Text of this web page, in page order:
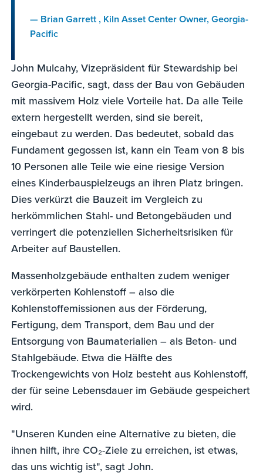
— Brian Garrett , Kiln Asset Center Owner, Georgia-
Pacific
John Mulcahy, Vizepräsident für Stewardship bei
Georgia-Pacific, sagt, dass der Bau von Gebäuden
mit massivem Holz viele Vorteile hat. Da alle Teile
extern hergestellt werden, sind sie bereit,
eingebaut zu werden. Das bedeutet, sobald das
Fundament gegossen ist, kann ein Team von 8 bis
10 Personen alle Teile wie eine riesige Version
eines Kinderbauspielzeugs an ihren Platz bringen.
Dies verkürzt die Bauzeit im Vergleich zu
herkömmlichen Stahl- und Betongebäuden und
verringert die potenziellen Sicherheitsrisiken für
Arbeiter auf Baustellen.
Massenholzgebäude enthalten zudem weniger
verkörperten Kohlenstoff – also die
Kohlenstoffemissionen aus der Förderung,
Fertigung, dem Transport, dem Bau und der
Entsorgung von Baumaterialien – als Beton- und
Stahlgebäude. Etwa die Hälfte des
Trockengewichts von Holz besteht aus Kohlenstoff,
der für seine Lebensdauer im Gebäude gespeichert
wird.
"Unseren Kunden eine Alternative zu bieten, die
ihnen hilft, ihre CO₂-Ziele zu erreichen, ist etwas,
das uns wichtig ist", sagt John.